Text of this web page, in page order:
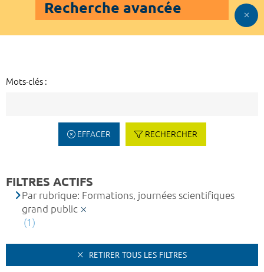
Recherche avancée
Mots-clés :
EFFACER RECHERCHER
FILTRES ACTIFS
Par rubrique: Formations, journées scientifiques
grand public
(1)
RETIRER TOUS LES FILTRES